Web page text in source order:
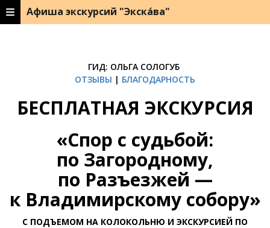
Афиша экскурсий "Экска́ва"
ГИД: ОЛЬГА СОЛОГУБ
ОТЗЫВЫ | БЛАГОДАРНОСТЬ
БЕСПЛАТНАЯ ЭКСКУРСИЯ
«Спор с судьбой:
по Загородному,
по Разъезжей —
к Владимирскому собору»
С ПОДЪЕМОМ НА КОЛОКОЛЬНЮ И ЭКСКУРСИЕЙ ПО